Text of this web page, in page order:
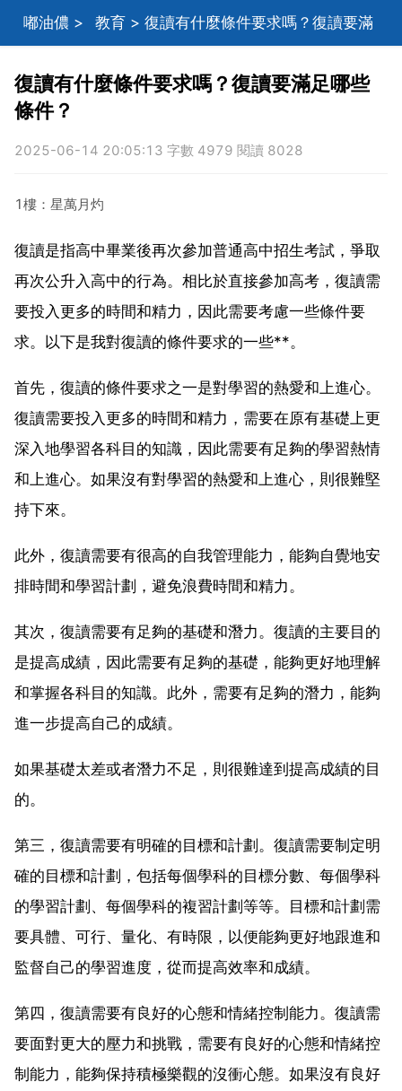
嘟油儂 > 教育 > 復讀有什麼條件要求嗎？復讀要滿
足哪些條件？
復讀有什麼條件要求嗎？復讀要滿足哪些
條件？
2025-06-14 20:05:13 字數 4979 閱讀 8028
1樓：星萬月灼
復讀是指高中畢業後再次參加普通高中招生考試，爭取
再次公升入高中的行為。相比於直接參加高考，復讀需
要投入更多的時間和精力，因此需要考慮一些條件要
求。以下是我對復讀的條件要求的一些**。
首先，復讀的條件要求之一是對學習的熱愛和上進心。
復讀需要投入更多的時間和精力，需要在原有基礎上更
深入地學習各科目的知識，因此需要有足夠的學習熱情
和上進心。如果沒有對學習的熱愛和上進心，則很難堅
持下來。
此外，復讀需要有很高的自我管理能力，能夠自覺地安
排時間和學習計劃，避免浪費時間和精力。
其次，復讀需要有足夠的基礎和潛力。復讀的主要目的
是提高成績，因此需要有足夠的基礎，能夠更好地理解
和掌握各科目的知識。此外，需要有足夠的潛力，能夠
進一步提高自己的成績。
如果基礎太差或者潛力不足，則很難達到提高成績的目
的。
第三，復讀需要有明確的目標和計劃。復讀需要制定明
確的目標和計劃，包括每個學科的目標分數、每個學科
的學習計劃、每個學科的複習計劃等等。目標和計劃需
要具體、可行、量化、有時限，以便能夠更好地跟進和
監督自己的學習進度，從而提高效率和成績。
第四，復讀需要有良好的心態和情緒控制能力。復讀需
要面對更大的壓力和挑戰，需要有良好的心態和情緒控
制能力，能夠保持積極樂觀的沒衝心態。如果沒有良好